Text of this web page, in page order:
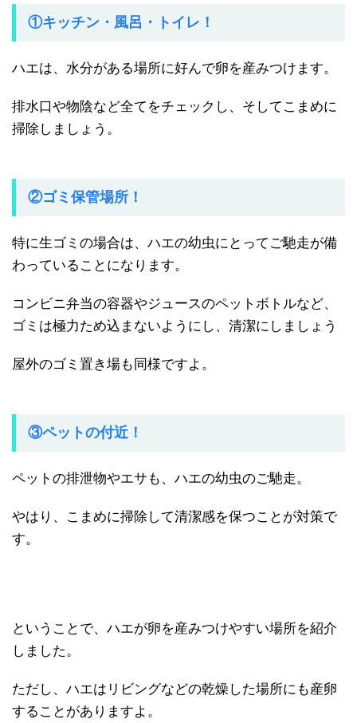
①キッチン・風呂・トイレ！
ハエは、水分がある場所に好んで卵を産みつけます。
排水口や物陰など全てをチェックし、そしてこまめに
掃除しましょう。
②ゴミ保管場所！
特に生ゴミの場合は、ハエの幼虫にとってご馳走が備
わっていることになります。
コンビニ弁当の容器やジュースのペットボトルなど、
ゴミは極力ため込まないようにし、清潔にしましょう
屋外のゴミ置き場も同様ですよ。
③ペットの付近！
ペットの排泄物やエサも、ハエの幼虫のご馳走。
やはり、こまめに掃除して清潔感を保つことが対策で
す。
ということで、ハエが卵を産みつけやすい場所を紹介
しました。
ただし、ハエはリビングなどの乾燥した場所にも産卵
することがありますよ。